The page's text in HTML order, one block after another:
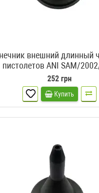
внешний длинный
пистолетов ANI SAM/
252 грн
Купить